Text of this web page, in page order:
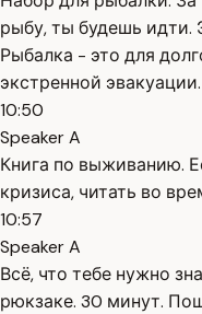
рыбу, ты будешь идти.
Рыбалка - это для
экстренной эвакуации.
10:50
Speaker A
Книга по выживанию.
кризиса, читать во
10:57
Speaker A
Всё, что тебе нужно
рюкзаке. 30 минут.